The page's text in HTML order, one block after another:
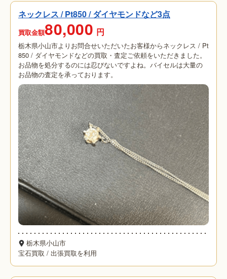
ネックレス / Pt850 / ダイヤモンドなど3点
買取金額80,000 円
栃木県小山市よりお問合せいただいたお客様からネックレス / Pt
850 / ダイヤモンドなどの買取・査定ご依頼をいただきました。
お品物を処分するのには忍びないですよね。バイセルは大量の
お品物の査定を承っております。
栃木県小山市
宝石買取 / 出張買取を利用